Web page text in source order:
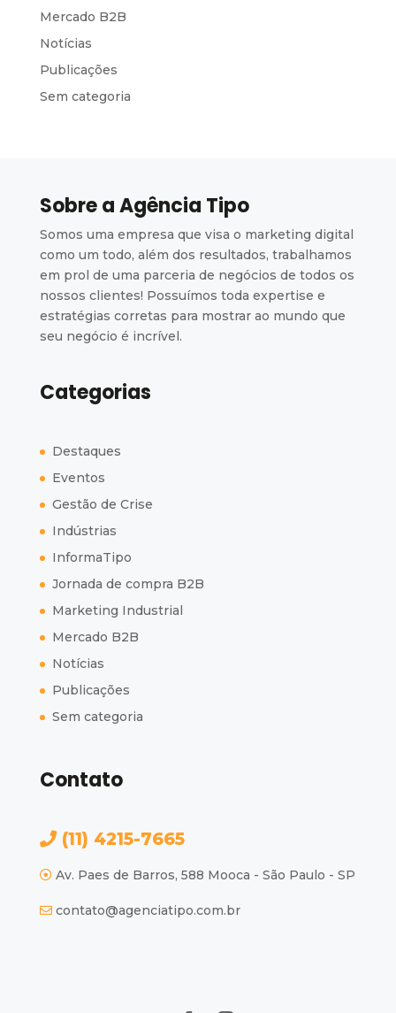
Mercado B2B
Notícias
Publicações
Sem categoria
Sobre a Agência Tipo
Somos uma empresa que visa o marketing digital
como um todo, além dos resultados, trabalhamos
em prol de uma parceria de negócios de todos os
nossos clientes! Possuímos toda expertise e
estratégias corretas para mostrar ao mundo que
seu negócio é incrível.
Categorias
Destaques
Eventos
Gestão de Crise
Indústrias
InformaTipo
Jornada de compra B2B
Marketing Industrial
Mercado B2B
Notícias
Publicações
Sem categoria
Contato
(11) 4215-7665
Av. Paes de Barros, 588 Mooca - São Paulo - SP
contato@agenciatipo.com.br